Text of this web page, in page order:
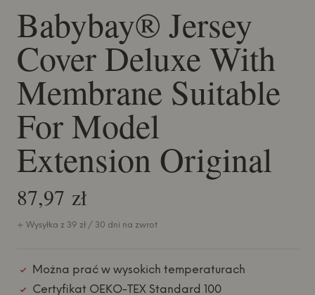
Babybay® Jersey
Cover Deluxe With
Membrane Suitable
For Model
Extension Original
87,97 zł
+ Wysyłka z 39 zł / 30 dni na zwrot
Można prać w wysokich temperaturach
Certyfikat OEKO-TEX Standard 100